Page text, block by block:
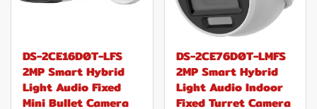
DS-2CE16D0T-LFS
2MP Smart Hybrid
Light Audio Fixed
Mini Bullet Camera
DS-2CE76D0T-LMFS
2MP Smart Hybrid
Light Audio Indoor
Fixed Turret Camera